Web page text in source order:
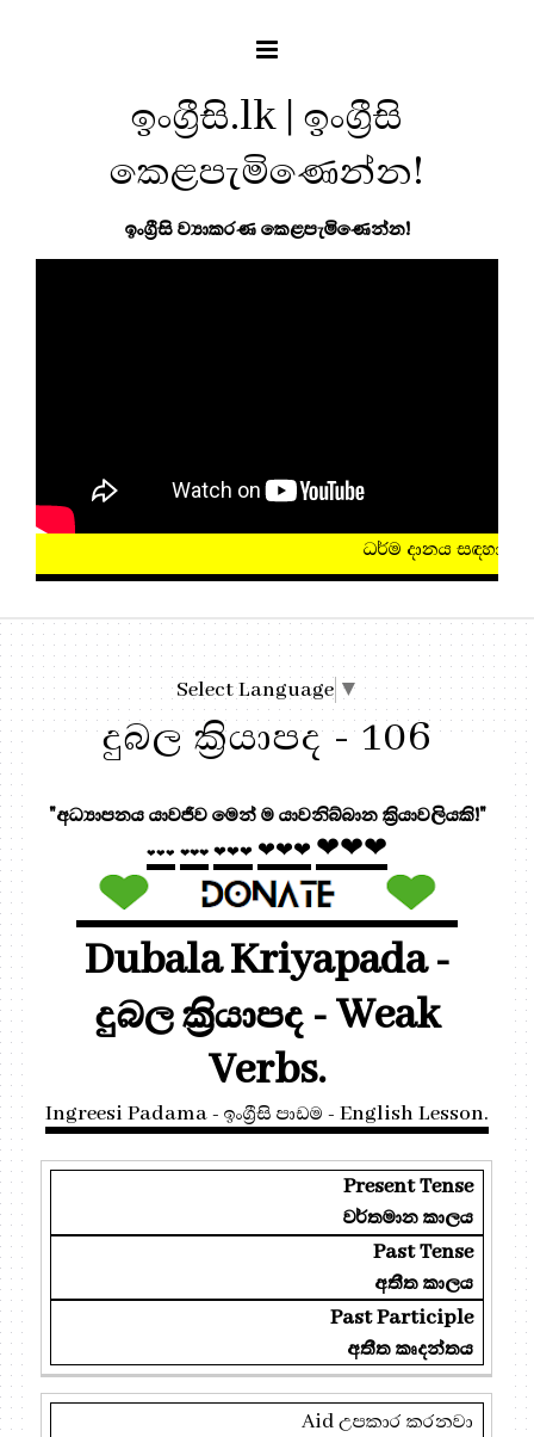
ඉංග්‍රීසි.lk | ඉංග්‍රීසි
කෙළපැමිණෙන්න!
ඉංග්‍රීසි ව්‍යාකරණ කෙළපැමිණෙන්න!
ධර්ම දානය සඳහා, මෙතැන ඔබන්න!
Select Language ▼
දුබල ක්‍රියාපද - 106
"අධ්‍යාපනය යාවජීව මෙන් ම යාවනිබ්බාන ක්‍රියාවලියකි!"
❤❤❤ ❤❤❤ ❤❤❤ ❤❤❤ ❤❤❤
Dubala Kriyapada -
දුබල ක්‍රියාපද - Weak
Verbs.
Ingreesi Padama - ඉංග්‍රීසි පාඩම - English Lesson.
Present Tense
වර්තමාන කාලය
Past Tense
අතීත කාලය
Past Participle
අතීත කෘදන්තය
Aidඋපකාර කරනවා